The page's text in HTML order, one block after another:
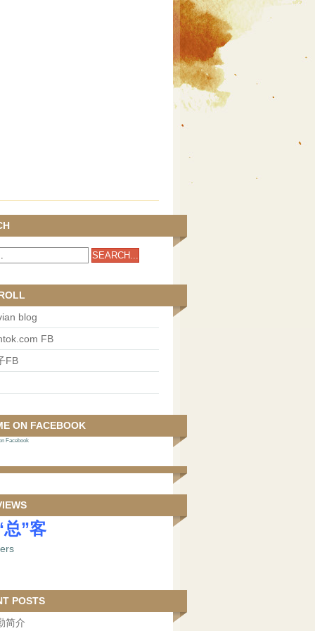
blog
FB
FB
ON FACEBOOK
Facebook
总”客
POSTS
简介